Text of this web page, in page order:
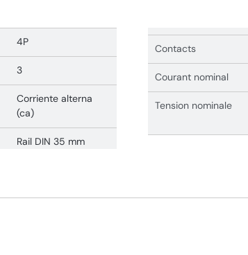
4P
3
Corriente alterna
(ca)
Rail DIN 35 mm
Contacts
Courant nominal
Tension nominale